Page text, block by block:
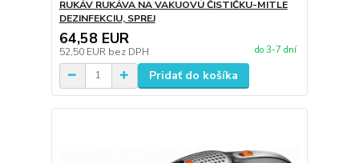
RUKÁV RUKÁVA NA VAKUOVÚ ČISTIČKU-MITLE
DEZINFEKCIU, SPREJ
64,58 EUR
52,50 EUR bez DPH do 3-7 dní
Pridať do košíka